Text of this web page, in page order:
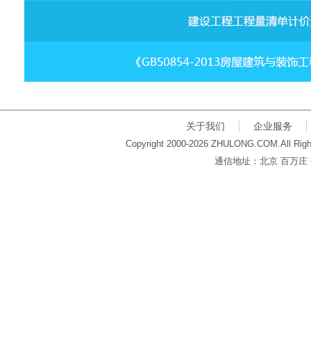
关于我们 企业服务
Copyright 2000-2026 ZHULONG.COM.All
通信地址：北京 百万